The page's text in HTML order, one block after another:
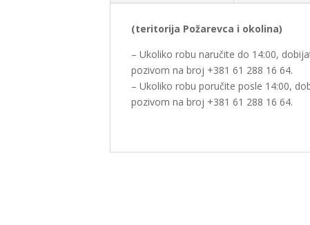
(teritorija Požarevca i okolina)
– Ukoliko robu naručite do 14:00,
pozivom na broj +381 61 288 16 64.
– Ukoliko robu poručite posle 14:00,
pozivom na broj +381 61 288 16 64.